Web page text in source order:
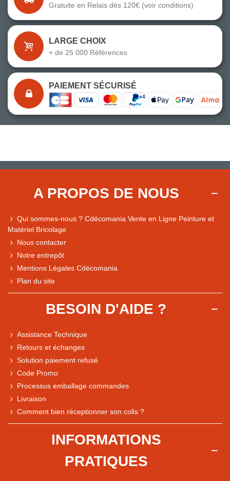
Comparaison des performances du magasin
Express, Chez vous, Point relais, Retrait magasin
Gratuite en Relais dès 120€ (voir conditions)
LARGE CHOIX
+ de 25 000 Références
PAIEMENT SÉCURISÉ
A PROPOS DE NOUS
Qui sommes-nous ? Cdécomania Vente en Ligne Peinture et
Matériel Bricolage
Nous contacter
Notre entrepôt
Mentions Légales Cdécomania
Plan du site
BESOIN D'AIDE ?
Assistance Technique
Retours et échanges
Solution paiement refusé
Code Promo
Processus emballage commandes
Livraison
Comment bien réceptionner son colis ?
INFORMATIONS
PRATIQUES